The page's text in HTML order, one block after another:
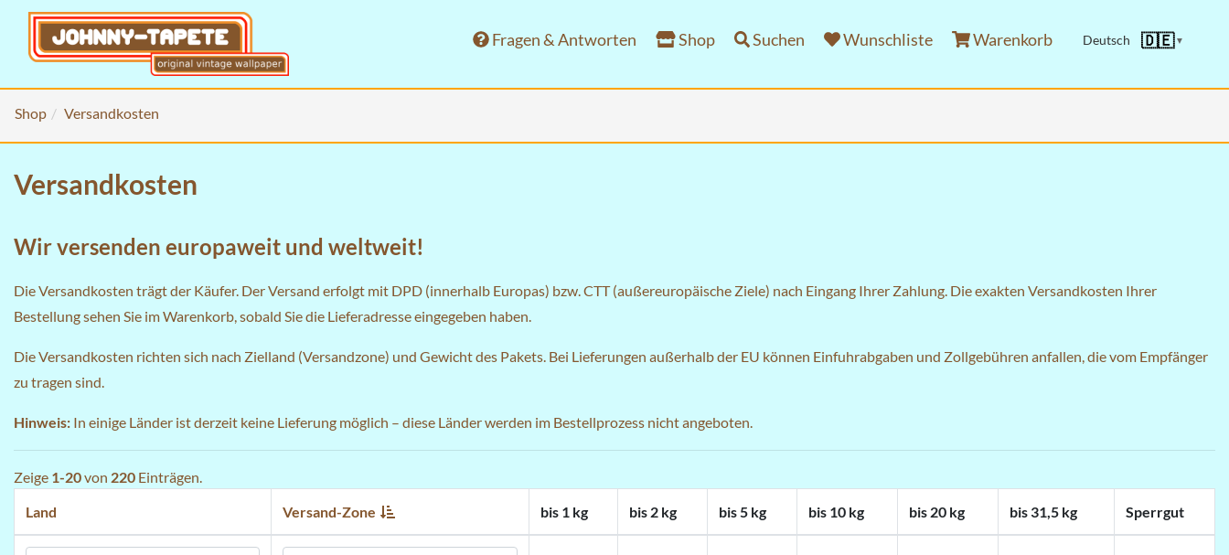
Fragen & Antworten Shop Suchen Wunschliste Warenkorb Deutsch 🇩🇪▼
Shop Versandkosten
Versandkosten
Wir versenden europaweit und weltweit!
Die Versandkosten trägt der Käufer. Der Versand erfolgt mit DPD (innerhalb Europas) bzw. CTT (außereuropäische Ziele) nach Eingang Ihrer Zahlung. Die exakten Versandkosten Ihrer
Bestellung sehen Sie imWarenkorb, sobald Sie die Lieferadresse eingegeben haben.
Die Versandkosten richten sich nach Zielland (Versandzone) und Gewicht des Pakets. Bei Lieferungen außerhalb der EU können Einfuhrabgaben und Zollgebühren anfallen, die vom Empfänger
zu tragen sind.
Hinweis: In einige Länder ist derzeit keine Lieferung möglich – diese Länder werden im Bestellprozess nicht angeboten.
Zeige 1-20von 220 Einträgen.
Land
Versand-Zone bis 1 kg bis 2 kg bis 5 kg bis 10 kg bis 20 kg bis 31,5 kg Sperrgut